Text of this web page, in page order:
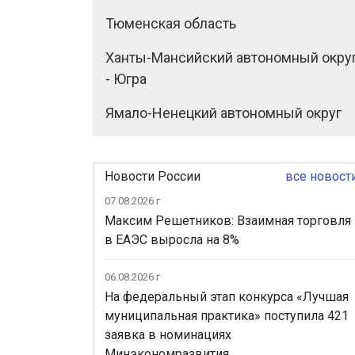
Тюменская область
Ханты-Мансийский автономный
- Югра
Ямало-Ненецкий автономный округ
Новости России все
07.08.2026 г
Максим Решетников: Взаимная торговля
в ЕАЭС выросла на 8%
06.08.2026 г
На федеральный этап конкурса «Лучшая
муниципальная практика» поступила 421
заявка в номинациях